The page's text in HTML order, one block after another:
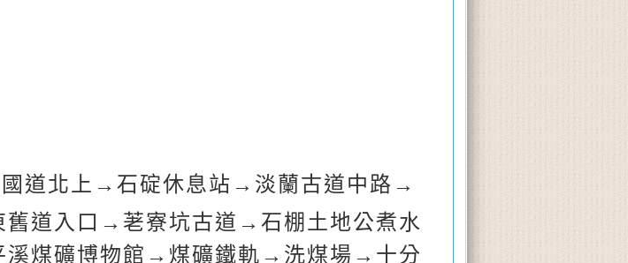
道北上 →石碇休息站 →淡蘭古道中路 →
道入口 →荖寮坑古道 →石棚土地公煮水
煤礦博物館 →煤礦鐵軌 →洗煤場 →十分